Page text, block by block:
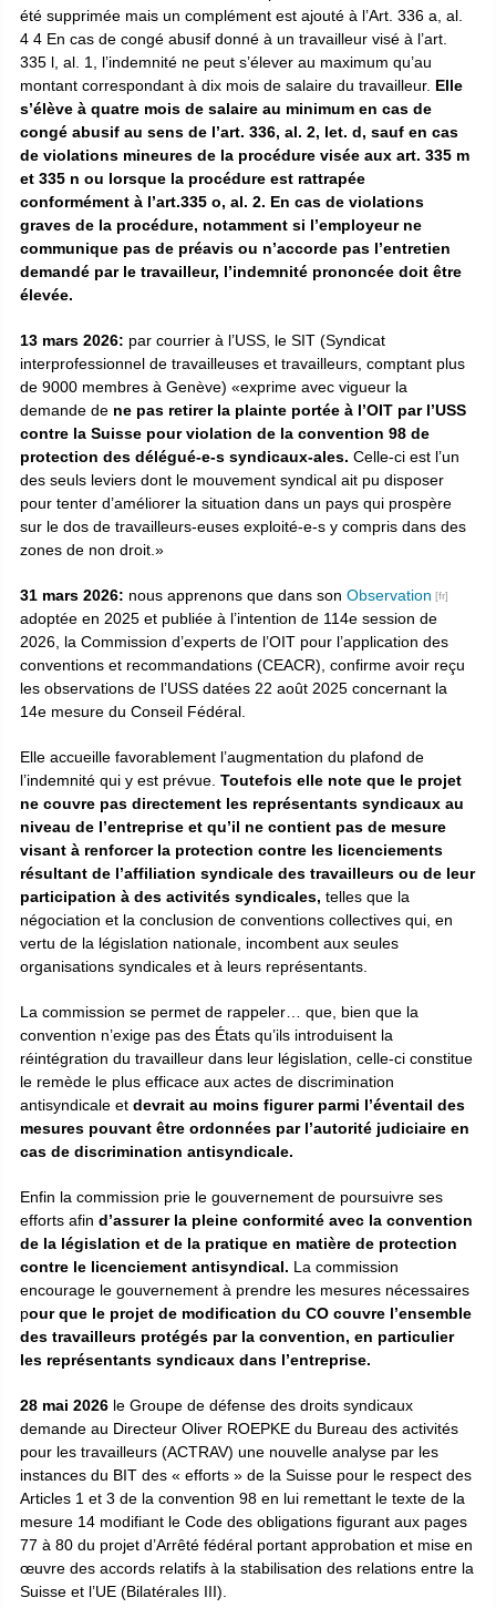
été supprimée mais un complément est ajouté à l’Art. 336 a, al.
4 4 En cas de congé abusif donné à un travailleur visé à l’art.
335 l, al. 1, l’indemnité ne peut s’élever au maximum qu’au
montant correspondant à dix mois de salaire du travailleur. Elle
s’élève à quatre mois de salaire au minimum en cas de
congé abusif au sens de l’art. 336, al. 2, let. d, sauf en cas
de violations mineures de la procédure visée aux art. 335 m
et 335 n ou lorsque la procédure est rattrapée
conformément à l’art.335 o, al. 2. En cas de violations
graves de la procédure, notamment si l’employeur ne
communique pas de préavis ou n’accorde pas l’entretien
demandé par le travailleur, l’indemnité prononcée doit être
élevée.
13 mars 2026: par courrier à l’USS, le SIT (Syndicat
interprofessionnel de travailleuses et travailleurs, comptant plus
de 9000 membres à Genève) «exprime avec vigueur la
demande de ne pas retirer la plainte portée à l’OIT par l’USS
contre la Suisse pour violation de la convention 98 de
protection des délégué-e-s syndicaux-ales. Celle-ci est l’un
des seuls leviers dont le mouvement syndical ait pu disposer
pour tenter d’améliorer la situation dans un pays qui prospère
sur le dos de travailleurs-euses exploité-e-s y compris dans des
zones de non droit.»
31 mars 2026: nous apprenons que dans sonObservation
adoptée en 2025 et publiée à l’intention de 114e session de
2026, la Commission d’experts de l’OIT pour l’application des
conventions et recommandations (CEACR), confirme avoir reçu
les observations de l’USS datées 22 août 2025 concernant la
14e mesure du Conseil Fédéral.
Elle accueille favorablement l’augmentation du plafond de
l’indemnité qui y est prévue.Toutefois elle note que le projet
ne couvre pas directement les représentants syndicaux au
niveau de l’entreprise et qu’il ne contient pas de mesure
visant à renforcer la protection contre les licenciements
résultant de l’affiliation syndicale des travailleurs ou de leur
participation à des activités syndicales, telles que la
négociation et la conclusion de conventions collectives qui, en
vertu de la législation nationale, incombent aux seules
organisations syndicales et à leurs représentants.
La commission se permet de rappeler… que, bien que la
convention n’exige pas des États qu’ils introduisent la
réintégration du travailleur dans leur législation, celle-ci constitue
le remède le plus efficace aux actes de discrimination
antisyndicale etdevrait au moins figurer parmi l’éventail des
mesures pouvant être ordonnées par l’autorité judiciaire en
cas de discrimination antisyndicale.
Enfin la commission prie le gouvernement de poursuivre ses
efforts afind’assurer la pleine conformité avec la convention
de la législation et de la pratique en matière de protection
contre le licenciement antisyndical. La commission
encourage le gouvernement à prendre les mesures nécessaires
pour que le projet de modification du CO couvre l’ensemble
des travailleurs protégés par la convention, en particulier
les représentants syndicaux dans l’entreprise.
28 mai 2026 le Groupe de défense des droits syndicaux
demande au Directeur Oliver ROEPKE du Bureau des activités
pour les travailleurs (ACTRAV) une nouvelle analyse par les
instances du BIT des « efforts » de la Suisse pour le respect des
Articles 1 et 3 de la convention 98 en lui remettant le texte de la
mesure 14 modifiant le Code des obligations figurant aux pages
77 à 80 du projet d’Arrêté fédéral portant approbation et mise en
œuvre des accords relatifs à la stabilisation des relations entre la
Suisse et l’UE (Bilatérales III).